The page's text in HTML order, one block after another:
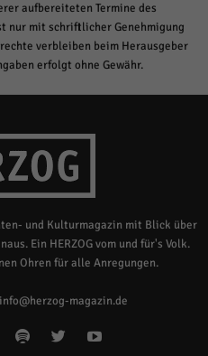
aufbereiteten Termine des
nur mit schriftlicher Genehmigung
verbleiben beim Herausgeber
erfolgt ohne Gewähr.
und Kulturmagazin mit Blick über
Ein HERZOG vom und für's Volk.
Ohren für alle Anregungen.
info@herzog-magazin.de